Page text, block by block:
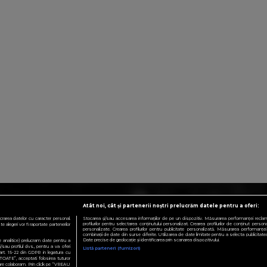
datelor cu caracter personal.
alegeri vor fi raportate partenerilor
prelucram date pentru a
profilul dvs., pentru a va oferi
15-22 din GDPR in legatura cu
TOATE”, acceptati folosirea tuturor
colaboram. Prin click pe “VREAU
Atât noi, cât și partenerii noștri prelucrăm datele pentru a oferi:
Stocarea și/sau accesarea informațiilor de pe un dispozitiv. Măsurarea performanței
profilurilor pentru selectarea conținutului personalizat. Crearea profilurilor de conținut
personalizate. Crearea profilurilor pentru publicitate personalizată. Măsurarea
combinații de date din surse diferite. Utilizarea de date limitate pentru a selecta
Date precise de geolocație și identificarea prin scanarea dispozitivului.
Listă parteneri (furnizori)